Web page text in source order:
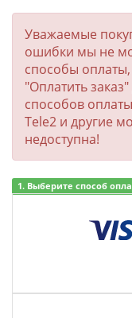
Уважаемые
ошибки мы не
способы
"Оплатить
способов
Tele2 и другие
недоступна!
1. Выберите способ